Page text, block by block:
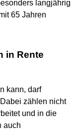
langjährig
65 Jahren
in Rente
kann, darf
zählen nicht
und in die
auch